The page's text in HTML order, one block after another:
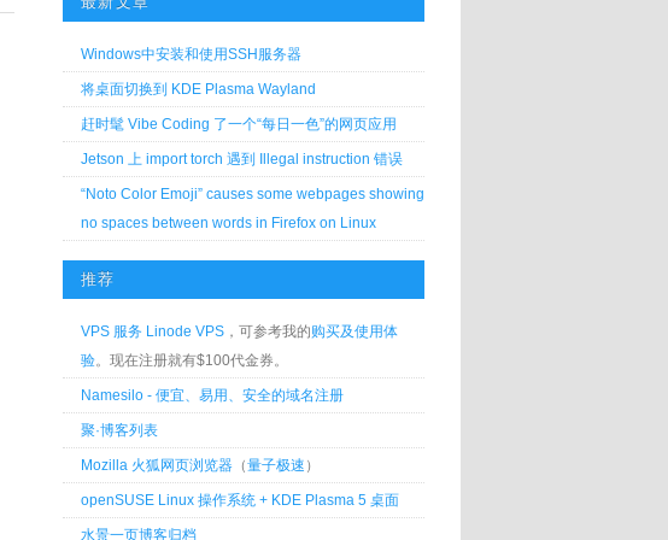
Windows中安装和使用SSH服务器
将桌面切换到 KDE Plasma Wayland
赶时髦 Vibe Coding 了一个“每日一色”的网页应用
Jetson 上 import torch 遇到 Illegal instruction 错误
“Noto Color Emoji” causes some webpages showing
no spaces between words in Firefox on Linux
推荐
VPS 服务 Linode VPS ，可参考我的购买及使用体
验。现在注册就有$100代金券。
Namesilo - 便宜、易用、安全的域名注册
聚·博客列表
Mozilla 火狐网页浏览器 （量子极速 ）
openSUSE Linux 操作系统 + KDE Plasma 5 桌面
水景一页博客归档